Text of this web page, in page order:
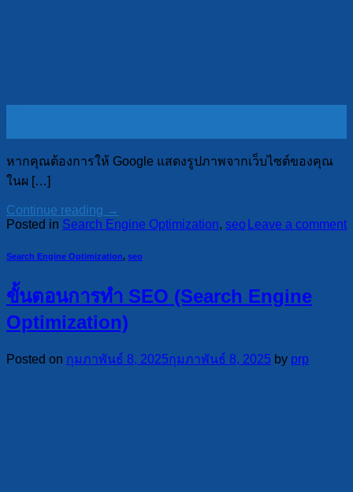
หากคุณต้องการให้ Google แสดงรูปภาพจากเว็บไซต์ของคุณ
ในผ […]
Continue reading →
Posted in Search Engine Optimization, seo Leave a comment
Search Engine Optimization, seo
ขั้นตอนการทำ SEO (Search Engine
Optimization)
Posted on กุมภาพันธ์ 8, 2025กุมภาพันธ์ 8, 2025 by prp